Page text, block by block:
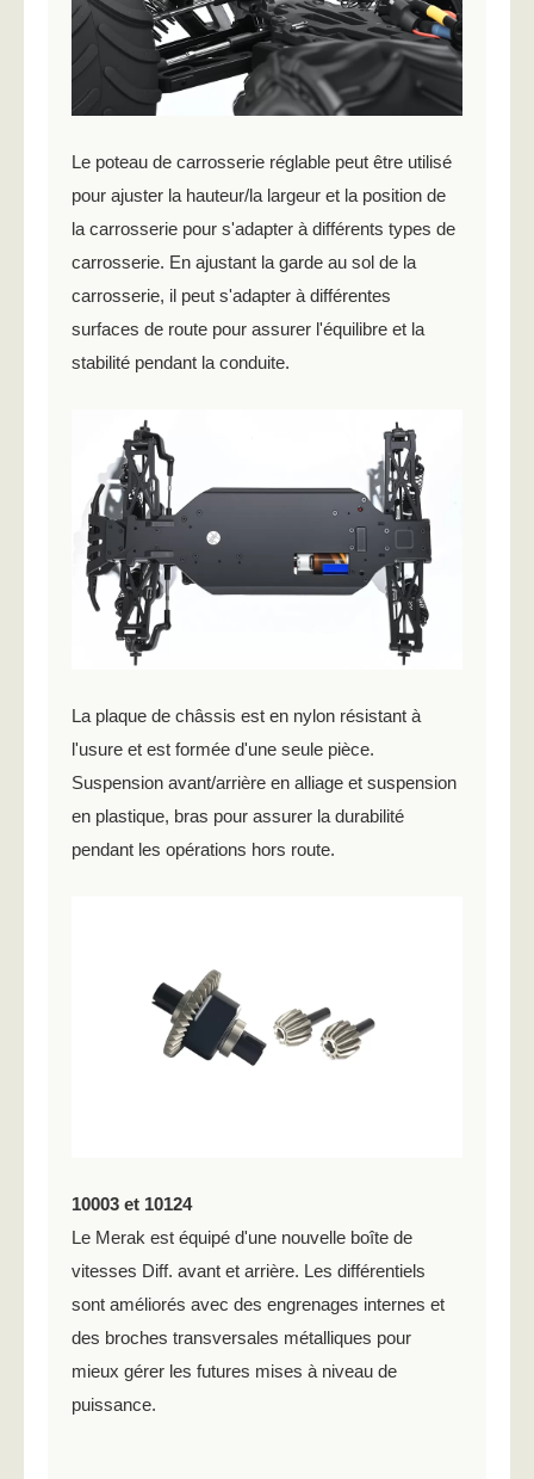
Le poteau de carrosserie réglable peut être utilisé
pour ajuster la hauteur/la largeur et la position de
la carrosserie pour s'adapter à différents types de
carrosserie. En ajustant la garde au sol de la
carrosserie, il peut s'adapter à différentes
surfaces de route pour assurer l'équilibre et la
stabilité pendant la conduite.
La plaque de châssis est en nylon résistant à
l'usure et est formée d'une seule pièce.
Suspension avant/arrière en alliage et suspension
en plastique, bras pour assurer la durabilité
pendant les opérations hors route.
10003 et 10124
Le Merak est équipé d'une nouvelle boîte de
vitesses Diff. avant et arrière. Les différentiels
sont améliorés avec des engrenages internes et
des broches transversales métalliques pour
mieux gérer les futures mises à niveau de
puissance.